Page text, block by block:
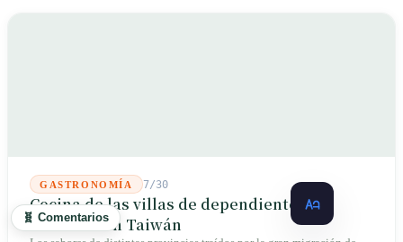
GASTRONOMÍA 7/30
Cocina de las villas de dependientes
militares en Taiwán
🧬 Comentarios